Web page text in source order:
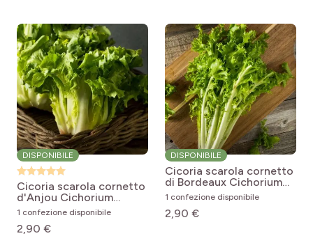
DISPONIBILE
Cicoria scarola cornetto
d'Anjou Cichorium
endivia var. latifolium
Cornet d'Anjou
1 confezione disponibile
2,90 €
DISPONIBILE
Cicoria scarola cornetto
di Bordeaux Cichorium
endivia var. latifolium
Cornet de Bordeaux
1 confezione disponibile
2,90 €